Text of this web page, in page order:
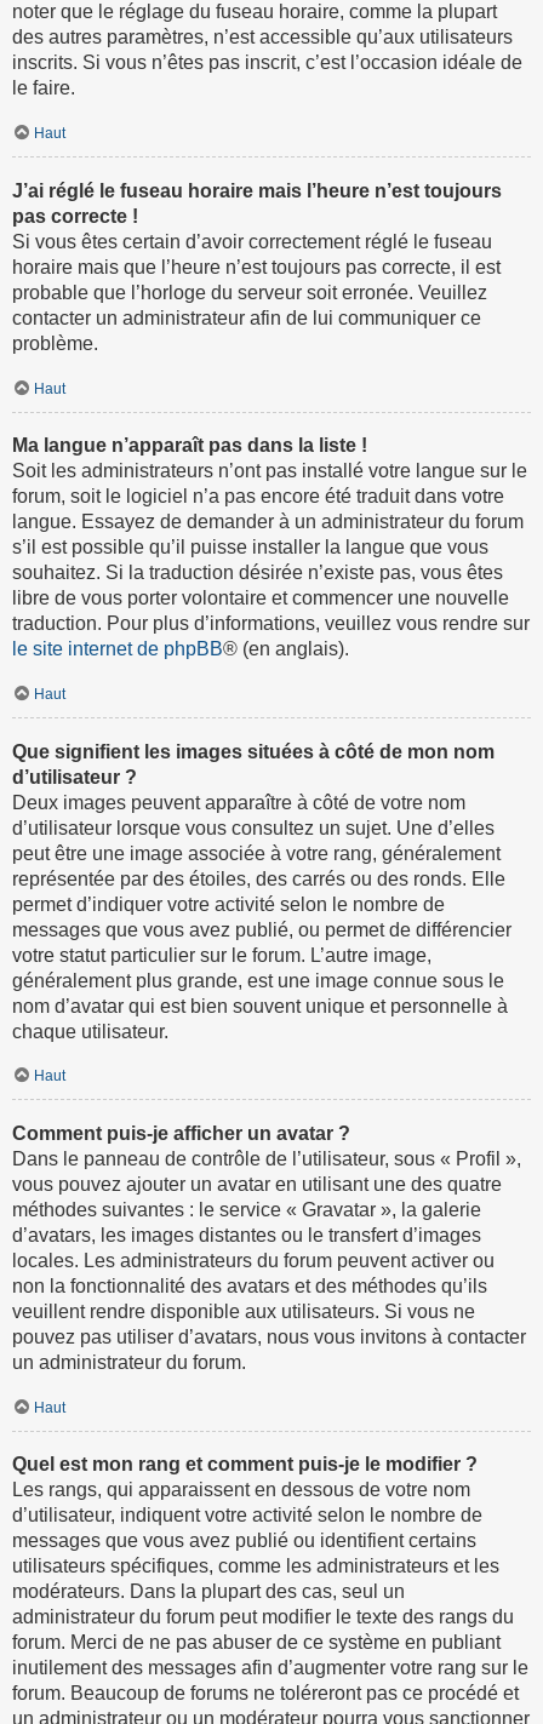
noter que le réglage du fuseau horaire, comme la plupart
des autres paramètres, n’est accessible qu’aux utilisateurs
inscrits. Si vous n’êtes pas inscrit, c’est l’occasion idéale de
le faire.
Haut
J’ai réglé le fuseau horaire mais l’heure n’est toujours
pas correcte !
Si vous êtes certain d’avoir correctement réglé le fuseau
horaire mais que l’heure n’est toujours pas correcte, il est
probable que l’horloge du serveur soit erronée. Veuillez
contacter un administrateur afin de lui communiquer ce
problème.
Haut
Ma langue n’apparaît pas dans la liste !
Soit les administrateurs n’ont pas installé votre langue sur le
forum, soit le logiciel n’a pas encore été traduit dans votre
langue. Essayez de demander à un administrateur du forum
s’il est possible qu’il puisse installer la langue que vous
souhaitez. Si la traduction désirée n’existe pas, vous êtes
libre de vous porter volontaire et commencer une nouvelle
traduction. Pour plus d’informations, veuillez vous rendre sur
le site internet de phpBB® (en anglais).
Haut
Que signifient les images situées à côté de mon nom
d’utilisateur ?
Deux images peuvent apparaître à côté de votre nom
d’utilisateur lorsque vous consultez un sujet. Une d’elles
peut être une image associée à votre rang, généralement
représentée par des étoiles, des carrés ou des ronds. Elle
permet d’indiquer votre activité selon le nombre de
messages que vous avez publié, ou permet de différencier
votre statut particulier sur le forum. L’autre image,
généralement plus grande, est une image connue sous le
nom d’avatar qui est bien souvent unique et personnelle à
chaque utilisateur.
Haut
Comment puis-je afficher un avatar ?
Dans le panneau de contrôle de l’utilisateur, sous « Profil »,
vous pouvez ajouter un avatar en utilisant une des quatre
méthodes suivantes : le service « Gravatar », la galerie
d’avatars, les images distantes ou le transfert d’images
locales. Les administrateurs du forum peuvent activer ou
non la fonctionnalité des avatars et des méthodes qu’ils
veuillent rendre disponible aux utilisateurs. Si vous ne
pouvez pas utiliser d’avatars, nous vous invitons à contacter
un administrateur du forum.
Haut
Quel est mon rang et comment puis-je le modifier ?
Les rangs, qui apparaissent en dessous de votre nom
d’utilisateur, indiquent votre activité selon le nombre de
messages que vous avez publié ou identifient certains
utilisateurs spécifiques, comme les administrateurs et les
modérateurs. Dans la plupart des cas, seul un
administrateur du forum peut modifier le texte des rangs du
forum. Merci de ne pas abuser de ce système en publiant
inutilement des messages afin d’augmenter votre rang sur le
forum. Beaucoup de forums ne toléreront pas ce procédé et
un administrateur ou un modérateur pourra vous sanctionner